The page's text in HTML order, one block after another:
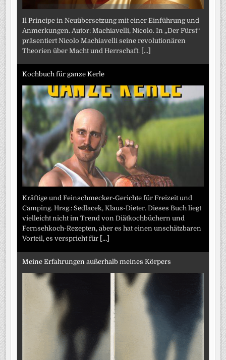
Il Principe in Neuübersetzung mit einer Einführung und
Anmerkungen. Autor: Machiavelli, Nicolo. In „Der Fürst“
präsentiert Nicolo Machiavelli seine revolutionären
Theorien über Macht und Herrschaft. [...]
Kochbuch für ganze Kerle
Kräftige und Feinschmecker-Gerichte für Freizeit und
Camping. Hrsg.: Sedlacek, Klaus-Dieter. Dieses Buch liegt
vielleicht nicht im Trend von Diätkochbüchern und
Fernsehkoch-Rezepten, aber es hat einen unschätzbaren
Vorteil, es verspricht für [...]
Meine Erfahrungen außerhalb meines Körpers